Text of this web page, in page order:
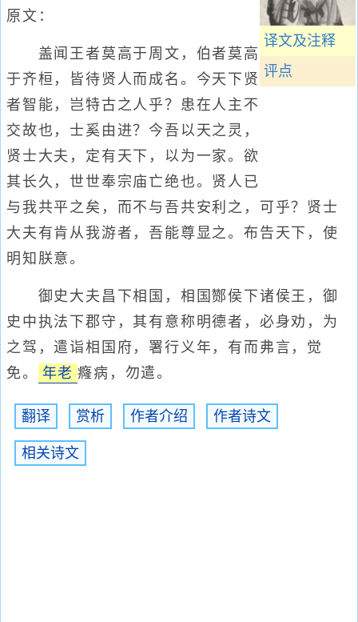
译文及注释
评点
原文：
盖闻王者莫高于周文，伯者莫高
于齐桓，皆待贤人而成名。今天下贤
者智能，岂特古之人乎？患在人主不
交故也，士奚由进？今吾以天之灵，
贤士大夫，定有天下，以为一家。欲
其长久，世世奉宗庙亡绝也。贤人已
与我共平之矣，而不与吾共安利之，可乎？贤士
大夫有肯从我游者，吾能尊显之。布告天下，使
明知朕意。
御史大夫昌下相国，相国酂侯下诸侯王，御
史中执法下郡守，其有意称明德者，必身劝，为
之驾，遣诣相国府，署行义年，有而弗言，觉
免。
年老 癃病，勿遣。
翻译 赏析 作者介绍 作者诗文
相关诗文